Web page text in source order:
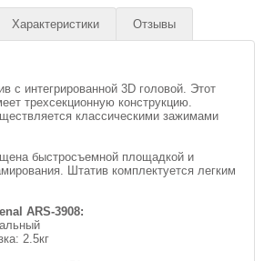
Характеристики Отзывы
с интегрированной 3D головой. Этот
трехсекционную конструкцию.
классическими зажимами
быстросъемной площадкой и
Штатив комплектуется легким
ARS-3908:
2.5кг